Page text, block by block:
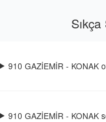
910 GAZİEMİR - KONAK
910 GAZİEMİR - KONAK